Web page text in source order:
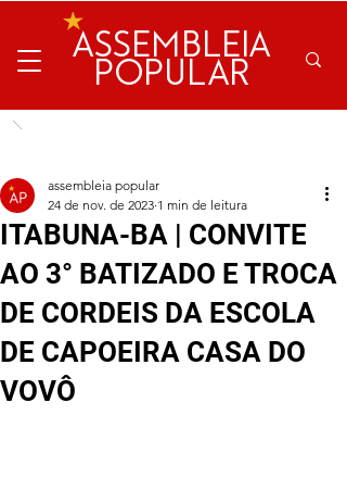
ASSEMBLEIA
POPULAR
ITABUNA-BA | CONVITE
AO 3° BATIZADO E TROCA
DE CORDEIS DA ESCOLA
DE CAPOEIRA CASA DO
VOVÔ
assembleia popular
24 de nov. de 2023 1 min de leitura